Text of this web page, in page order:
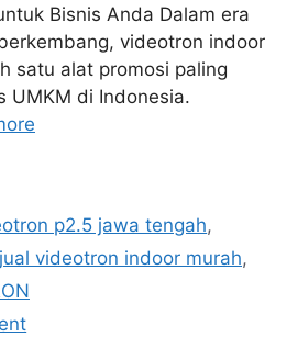
Bisnis Anda Dalam era
videotron indoor
satu alat promosi paling
UMKM di Indonesia.
p2.5 jawa tengah,
jual videotron indoor murah,